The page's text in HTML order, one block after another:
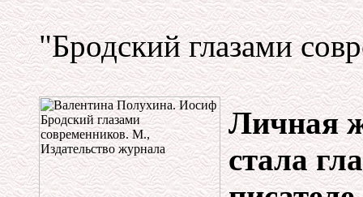
"Бродский глазами
Личная
стала